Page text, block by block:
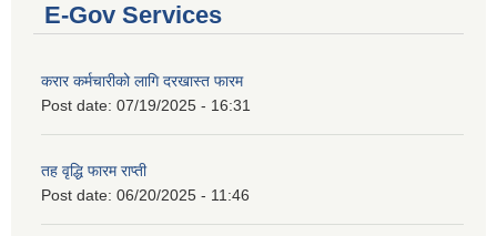
E-Gov Services
करार कर्मचारीको लागि दरखास्त फारम
Post date: 07/19/2025 - 16:31
तह वृद्धि फारम राप्ती
Post date: 06/20/2025 - 11:46